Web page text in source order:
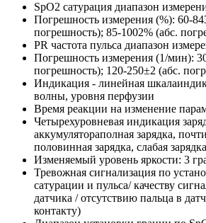
SpО2 сатурация диапазон
Погрешность измерения (%): 60-
погрешность); 85-1002% (абс.
PR частота пульса диапазон
Погрешность измерения (1/мин):
погрешность); 120-250±2 (абс.
Индикация - линейная
волны, уровня перфузии
Время реакции на изменение
Четырехуровневая индикация
аккумулятораполная зарядка,
половинная зарядка, слабая
Изменяемый уровень яркости: 3
Тревожная сигнализация по
сатурации и пульса/ качеству
датчика / отсутствию пальца в
контакту)